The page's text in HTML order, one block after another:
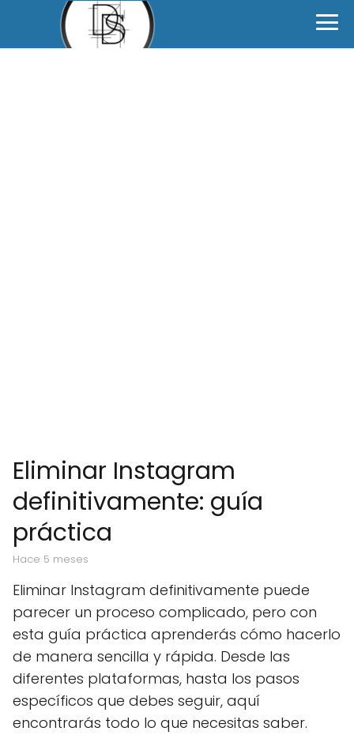
Eliminar Instagram
definitivamente: guía
práctica
hace 5 meses
Eliminar Instagram definitivamente puede
parecer un proceso complicado, pero con
esta guía práctica aprenderás cómo hacerlo
de manera sencilla y rápida. Desde las
diferentes plataformas, hasta los pasos
específicos que debes seguir, aquí
encontrarás todo lo que necesitas saber.